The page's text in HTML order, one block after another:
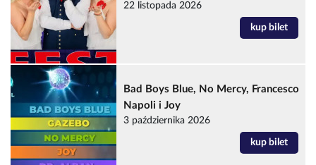
22 listopada 2026
kup bilet
Bad Boys Blue, No Mercy, Francesco
Napoli i Joy
3 października 2026
kup bilet